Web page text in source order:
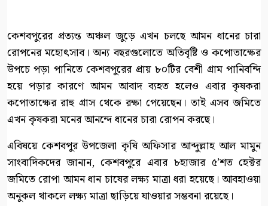
কেশবপুরের প্রত্যন্ত অঞ্চল জুড়ে এখন চলছে আমন ধানের চারা
রোপনের মহোৎসাব। অন্য বছরগুলোতে অতিবৃষ্টি ও কপোতাক্ষের
উপচে পড়া পানিতে কেশবপুরের প্রায় ৮০টির বেশী গ্রাম পানিবন্দি
হয়ে পড়ার কারণে আমন আবাদ ব্যহত হলেও এবার কৃষকরা
কপোতাক্ষের রাহু গ্রাস থেকে রক্ষা পেয়েছেন। তাই এসব জমিতে
এখন কৃষকরা মনের আনন্দে ধানের চারা রোপন করছে।
এবিষয়ে কেশবপুর উপজেলা কৃষি অফিসার আব্দুল্লাহ আল মামুন
সাংবাদিকদের জানান, কেশবপুরে এবার ৮হাজার ৫’শত হেক্টর
জমিতে রোপা আমন ধান চাষের লক্ষ্য মাত্রা ধরা হয়েছে। আবহাওয়া
অনুকল থাকলে লক্ষ্য মাত্রা ছাড়িয়ে যাওয়ার সম্ভবনা রয়েছে।